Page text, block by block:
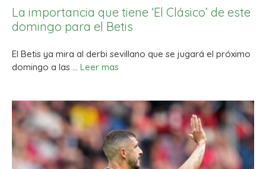
La importancia que tiene ‘El Clásico’ de este
domingo para el Betis
El Betis ya mira al derbi sevillano que se jugará el próximo
domingo a las … Leer mas